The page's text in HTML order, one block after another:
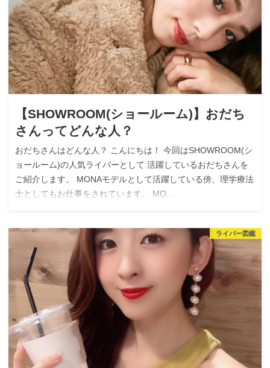
【SHOWROOM(ショールーム)】おだち
さんってどんな人？
おだちさんはどんな人？ こんにちは！ 今回はSHOWROOM(シ
ョールーム)の人気ライバーとして 活躍しているおだちさんを
ご紹介します。 MONAモデルとして活躍している傍、理学療法
士としてもお仕事をされています。 MO…
ライバー図鑑